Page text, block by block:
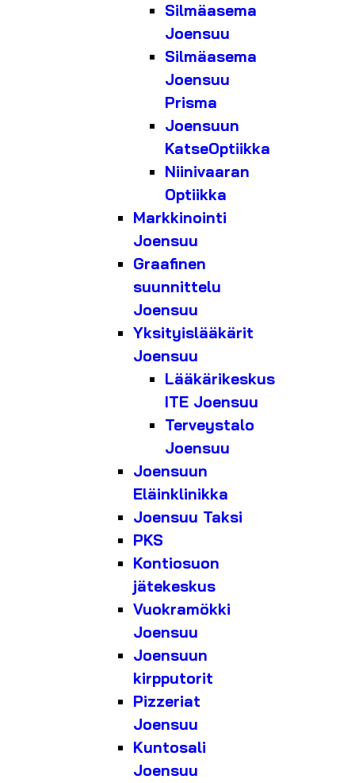
Silmäasema
Joensuu
Silmäasema
Joensuu
Prisma
Joensuun
KatseOptiikka
Niinivaaran
Optiikka
Markkinointi
Joensuu
Graafinen
suunnittelu
Joensuu
Yksityislääkärit
Joensuu
Lääkärikeskus
ITE Joensuu
Terveystalo
Joensuu
Joensuun
Eläinklinikka
Joensuu Taksi
PKS
Kontiosuon
jätekeskus
Vuokramökki
Joensuu
Joensuun
kirpputorit
Pizzeriat
Joensuu
Kuntosali
Joensuu